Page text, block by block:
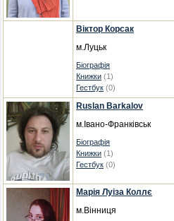
Віктор Корсак
м.Луцьк
Біографія
Книжки (1)
Гестбук (0)
Ruslan Barkalov
м.Івано-Франківськ
Біографія
Книжки (1)
Гестбук (0)
Марія Луіза Коллє
м.Вінниця